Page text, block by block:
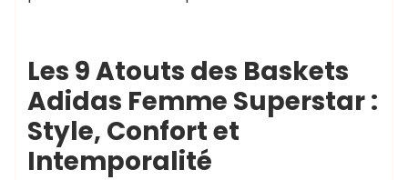
Les 9 Atouts des Baskets
Adidas Femme Superstar :
Style, Confort et
Intemporalité